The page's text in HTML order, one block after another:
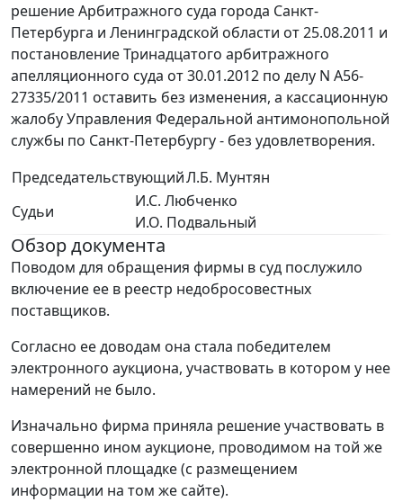
решение Арбитражного суда города Санкт-
Петербурга и Ленинградской области от 25.08.2011 и
постановление Тринадцатого арбитражного
апелляционного суда от 30.01.2012 по делу N А56-
27335/2011 оставить без изменения, а кассационную
жалобу Управления Федеральной антимонопольной
службы по Санкт-Петербургу - без удовлетворения.
ПредседательствующийЛ.Б. Мунтян
Судьи
И.С. Любченко
И.О. Подвальный
Обзор документа
Поводом для обращения фирмы в суд послужило
включение ее в реестр недобросовестных
поставщиков.
Согласно ее доводам она стала победителем
электронного аукциона, участвовать в котором у нее
намерений не было.
Изначально фирма приняла решение участвовать в
совершенно ином аукционе, проводимом на той же
электронной площадке (с размещением
информации на том же сайте).